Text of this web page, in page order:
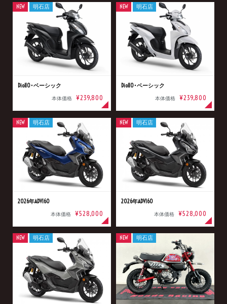
Dio110･ベーシック
本体価格 ¥239,800
NEW 明石店
Dio110･ベーシック
本体価格 ¥239,800
NEW 明石店
2026年ADV160
本体価格 ¥528,000
NEW 明石店
2026年ADV160
本体価格 ¥528,000
NEW 明石店
NEW 明石店 NEW 明石店